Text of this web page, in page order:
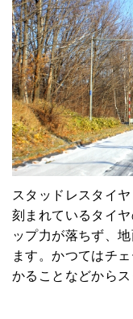
スタッドレスタイ
刻まれているタイ
ップ力が落ちず、
ます。かつてはチ
かることなどから